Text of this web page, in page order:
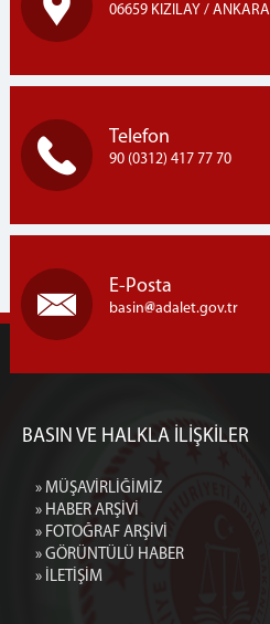
06659 KIZILAY / ANKARA
Telefon
90 (0312) 417 77 70
E-Posta
basin adalet.gov.tr
BASIN VE HALKLA İLİŞKİLER
» MÜŞAVİRLİĞİMİZ
» HABER ARŞİVİ
» FOTOĞRAF ARŞİVİ
» GÖRÜNTÜLÜ HABER
» İLETİŞİM